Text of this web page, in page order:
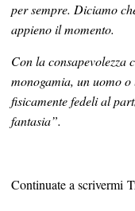
per sempre. Diciamo
appieno il momento.
Con la
monogamia, un uomo o
fisicamente fedeli al
fantasia”.
Continuate a scrivermi